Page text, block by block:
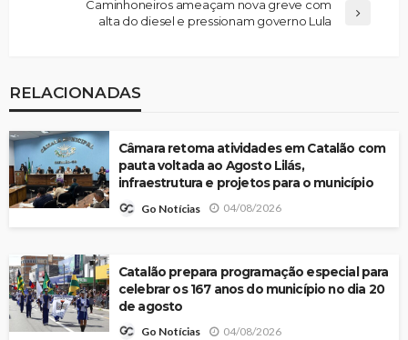
Caminhoneiros ameaçam nova greve com
alta do diesel e pressionam governo Lula
RELACIONADAS
Câmara retoma atividades em Catalão com
pauta voltada ao Agosto Lilás,
infraestrutura e projetos para o município
Go Notícias 04/08/2026
Catalão prepara programação especial para
celebrar os 167 anos do município no dia 20
de agosto
Go Notícias 04/08/2026